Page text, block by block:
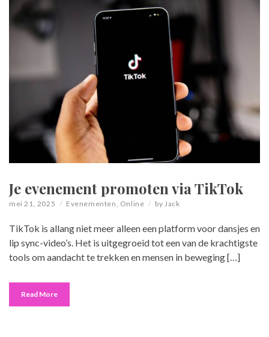
Je evenement promoten via TikTok
mei 21, 2025 Evenementen Online by Jack
TikTok is allang niet meer alleen een platform voor dansjes en
lip sync-video’s. Het is uitgegroeid tot een van de krachtigste
tools om aandacht te trekken en mensen in beweging […]
Read More